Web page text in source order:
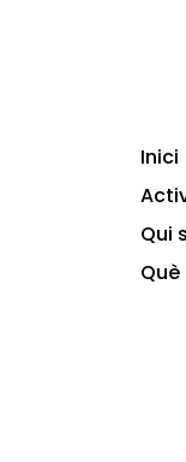
Inici
Qui